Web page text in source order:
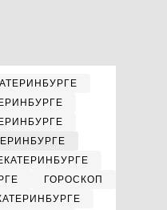
ГОРОСКОП